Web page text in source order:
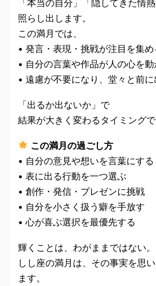
「本当の自分」「隠してきた情
照らし出します。
この満月では、
• 発言・表現・挑戦が注目を集め
• 自分の言葉や作品が人の心を動
• 遠慮が不要になり、堂々と前に
「出るか出ないか」で
結果が大きく変わるタイミングで
この満月の過ごし方
• 自分の意見や想いを言葉にする
• 表に出る行動を一つ選ぶ
• 創作・発信・プレゼンに挑戦
• 自分を小さく扱う癖を手放す
• 心が喜ぶ選択を最優先する
輝くことは、わがままではない。
しし座の満月は、その事実を思
ます。